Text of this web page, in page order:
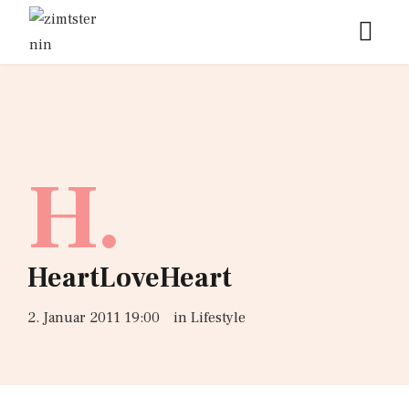
H.
HeartLoveHeart
2. Januar 2011 19:00 in Lifestyle